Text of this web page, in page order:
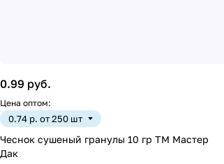
0.99 руб.
Цена оптом:
0.74 р. от 250 шт
Чеснок сушеный гранулы 10 гр ТМ Мастер
Дак